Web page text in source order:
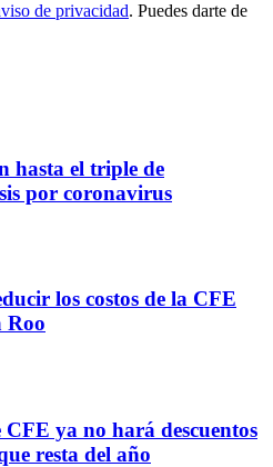
de privacidad. Puedes darte de
hasta el triple de
por coronavirus
los costos de la CFE
Roo
ya no hará descuentos
resta del año